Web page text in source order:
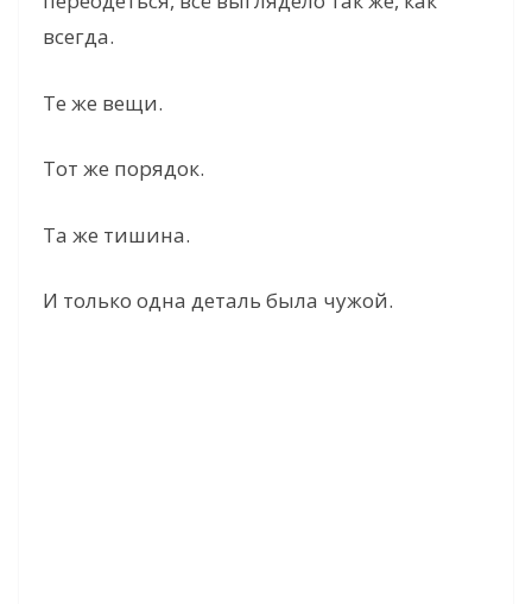
o
всегда.
Те же вещи.
Тот же порядок.
Та же тишина.
И только одна деталь была чужой.